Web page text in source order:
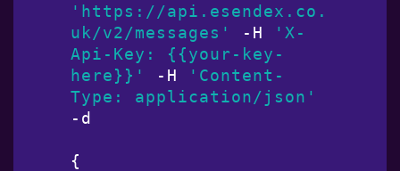
'https://api.esendex.co.
uk/v2/messages'
-H
'X-
Api-Key: {{your-key-
here}}'
-H
'Content-
Type: application/json'
-d
{